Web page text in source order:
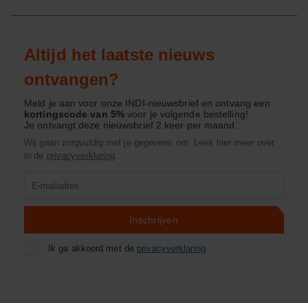
Altijd het laatste nieuws
ontvangen?
Meld je aan voor onze INDI-nieuwsbrief en ontvang een
kortingscode van 5%voor je volgende bestelling!
Je ontvangt deze nieuwsbrief 2 keer per maand.
Wij gaan zorgvuldig met je gegevens om. Lees hier meer over
in de privacyverklaring.
Inschrijven
Ik ga akkoord met de privacyverklaring.